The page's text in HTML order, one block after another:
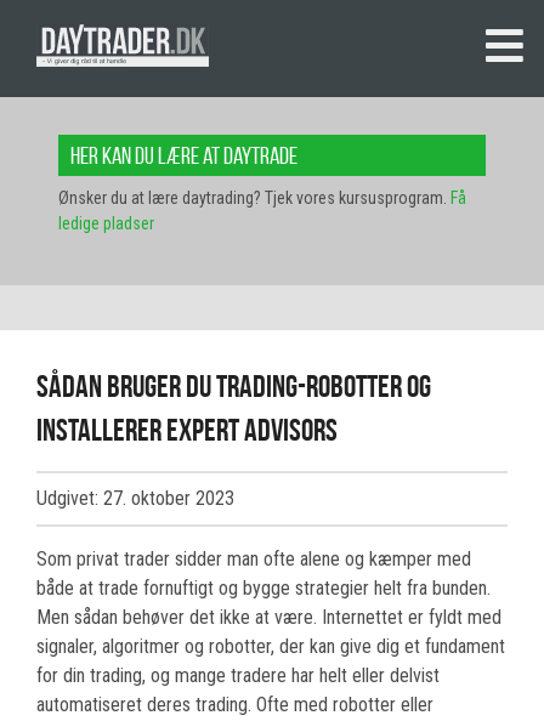
Her kan du lære at daytrade
Ønsker du at lære daytrading? Tjek vores kursusprogram. Få
ledige pladser
Sådan bruger du trading-robotter og
installerer Expert Advisors
Udgivet: 27. oktober 2023
Som privat trader sidder man ofte alene og kæmper med
både at trade fornuftigt og bygge strategier helt fra bunden.
Men sådan behøver det ikke at være. Internettet er fyldt med
signaler, algoritmer og robotter, der kan give dig et fundament
for din trading, og mange tradere har helt eller delvist
automatiseret deres trading. Ofte med robotter eller